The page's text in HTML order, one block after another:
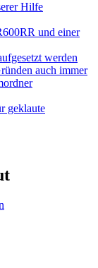
Hilfe
und einer
werden
auch immer
geklaute